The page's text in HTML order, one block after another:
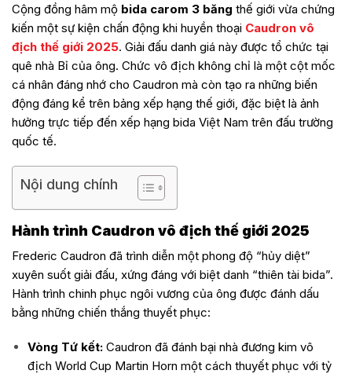
Cộng đồng hâm mộ bida carom 3 băng thế giới vừa chứng
kiến một sự kiện chấn động khi huyền thoại Caudron vô
địch thế giới 2025. Giải đấu danh giá này được tổ chức tại
quê nhà Bỉ của ông. Chức vô địch không chỉ là một cột mốc
cá nhân đáng nhớ cho Caudron mà còn tạo ra những biến
động đáng kể trên bảng xếp hạng thế giới, đặc biệt là ảnh
hưởng trực tiếp đến xếp hạng bida Việt Nam trên đấu trường
quốc tế.
Nội dung chính
Hành trình Caudron vô địch thế giới 2025
Frederic Caudron đã trình diễn một phong độ “hủy diệt”
xuyên suốt giải đấu, xứng đáng với biệt danh “thiên tài bida”.
Hành trình chinh phục ngôi vương của ông được đánh dấu
bằng những chiến thắng thuyết phục:
Vòng Tứ kết: Caudron đã đánh bại nhà đương kim vô
địch World Cup Martin Horn một cách thuyết phục với tỷ